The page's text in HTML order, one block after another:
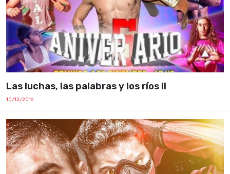
Las luchas, las palabras y los ríos II
10/12/2016